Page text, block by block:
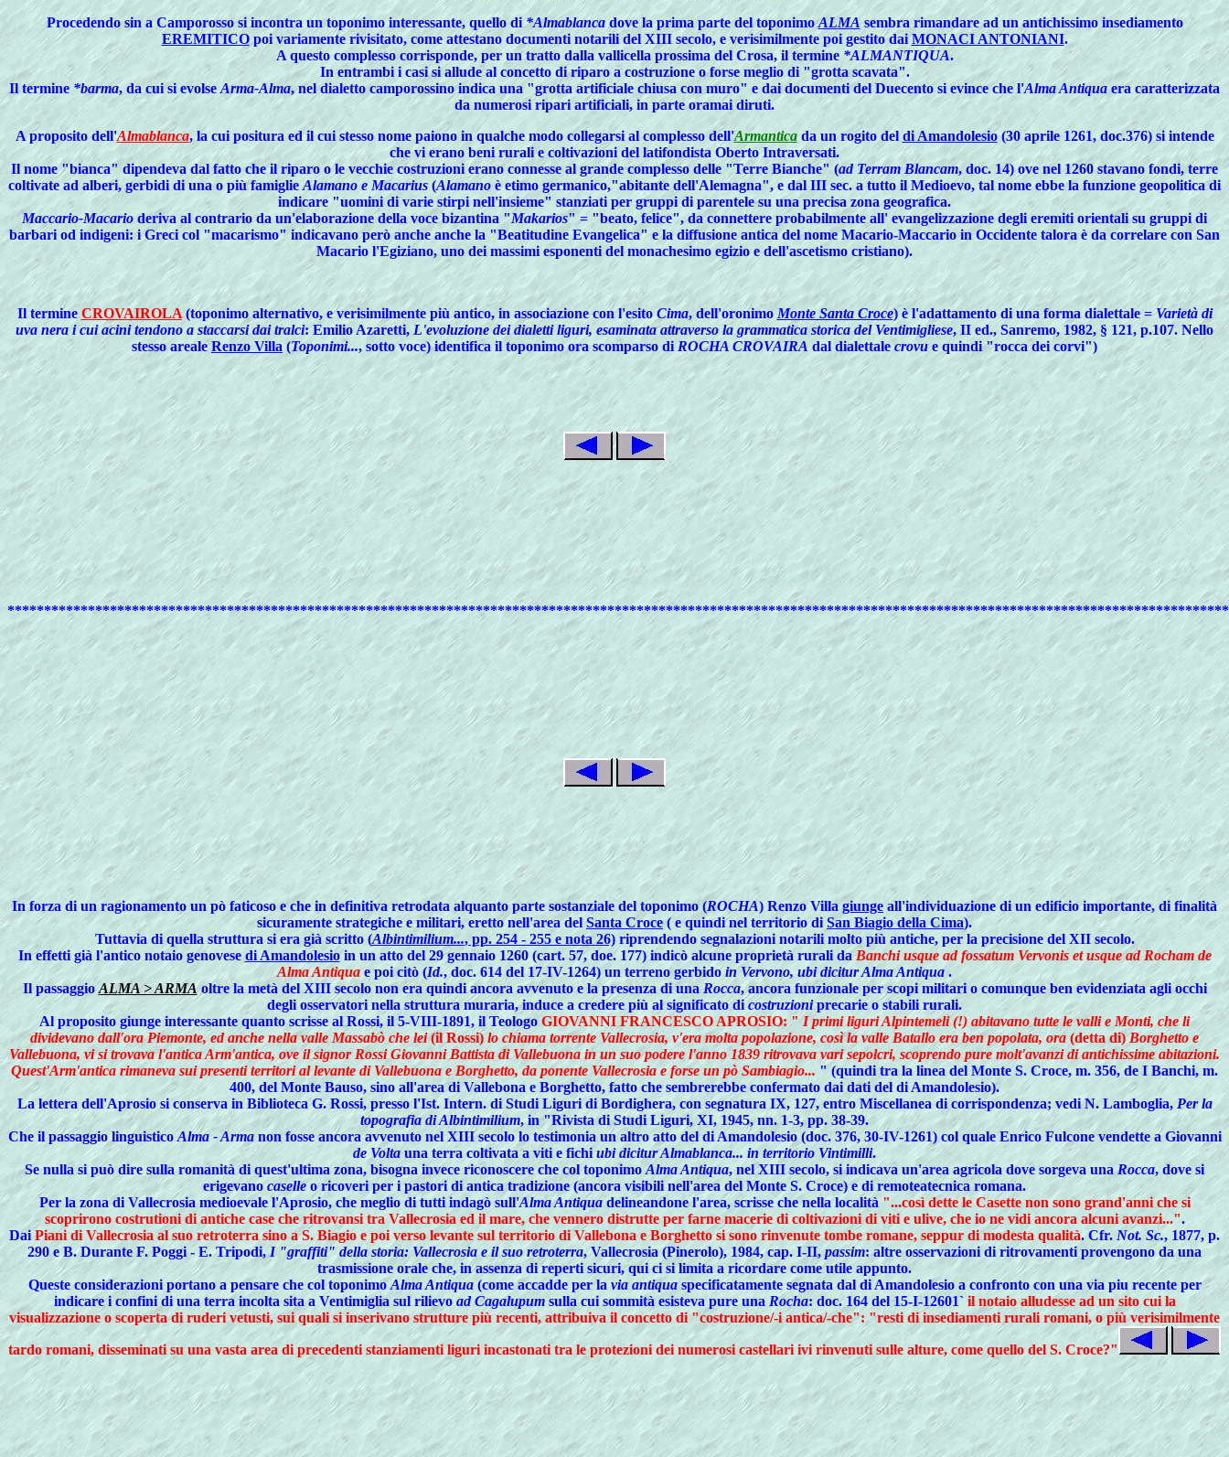
Procedendosin a Camporosso si incontra un toponimo interessante, quello di*Almablancadove la prima parte del toponimoALMAsembra rimandare ad un antichissimo insediamento
EREMITICOpoi variamente rivisitato, come attestano documenti notarili del XIII secolo, e verisimilmente poi gestito daiMONACI ANTONIANI.
A questo complesso corrisponde, per un tratto dalla vallicella prossima del Crosa, il termine*ALMANTIQUA.
In entrambi i casi si allude al concetto di riparo a costruzione o forse meglio di "grotta scavata".
Il termine *barma, da cui si evolse Arma-Alma, nel dialetto camporossino indica una "grotta artificiale chiusa con muro" e dai documenti del Duecento si evince che l'Alma Antiquaera caratterizzata
da numerosi ripari artificiali, in parte oramai diruti.
Aproposito dell'Almablanca, la cui positura ed il cui stesso nome paiono in qualche modo collegarsi al complesso dell'Armanticada un rogito deldi Amandolesio(30 aprile 1261, doc.376) si intende
che vi erano beni rurali e coltivazioni del latifondista Oberto Intraversati.
Il nome "bianca" dipendeva dal fatto che il riparo o le vecchie costruzioni erano connesse al grande complesso delle "Terre Bianche" (ad Terram Blancam, doc. 14) ove nel 1260 stavano fondi, terre
coltivate ad alberi, gerbidi di una o più famiglie Alamano e Macarius (Alamano è etimo germanico,"abitante dell'Alemagna", e dal III sec. a tutto il Medioevo, tal nome ebbe la funzione geopolitica di
indicare "uomini di varie stirpi nell'insieme" stanziati per gruppi di parentele su una precisa zona geografica.
Maccario-Macarioderiva al contrario da un'elaborazione della voce bizantina "Makarios" = "beato, felice", da connettere probabilmente all' evangelizzazione degli eremiti orientali su gruppi di
barbari od indigeni: i Greci col "macarismo" indicavano però anche anche la "Beatitudine Evangelica" e la diffusione antica del nome Macario-Maccario in Occidente talora è da correlare con San
Macario l'Egiziano, uno dei massimi esponenti del monachesimo egizio e dell'ascetismo cristiano).
Iltermine CROVAIROLA(toponimo alternativo, e verisimilmente più antico, in associazione con l'esitoCima, dell'oronimoMonte Santa Croce) è l'adattamento di una forma dialettale =Varietà di
uva nera i cui acini tendono a staccarsi dai tralci: Emilio Azaretti,L'evoluzione dei dialetti liguri, esaminata attraverso la grammatica storica del Ventimigliese, II ed., Sanremo, 1982, § 121, p.107.Nello
stesso arealeRenzo Villa (Toponimi..., sotto voce) identifica il toponimo ora scomparso diROCHA CROVAIRAdal dialettalecrovue quindi "rocca dei corvi")
Inforza di un ragionamento un pò faticoso e che in definitiva retrodata alquanto parte sostanziale del toponimo (ROCHA) Renzo Villagiungeall'individuazione di un edificio importante, di finalità
sicuramente strategiche e militari, eretto nell'area delSanta Croce( e quindi nel territorio diSan Biagio della Cima).
Tuttavia di quella struttura si era già scritto (Albintimilium..., pp. 254 - 255 e nota 26)riprendendo segnalazioni notarili molto più antiche, per la precisione del XII secolo.
In effetti già l'antico notaio genovesedi Amandolesioin un atto del 29 gennaio 1260 (cart. 57, doe. 177) indicò alcune proprietà rurali daBanchi usque ad fossatum Vervonis et usque ad Rocham de
Alma Antiqua e poi citò (Id., doc. 614 del 17-IV-1264) un terreno gerbidoin Vervono, ubi dicitur Alma Antiqua .
Il passaggioALMA > ARMAoltre la metà del XIII secolo non era quindi ancora avvenuto e la presenza di unaRocca, ancora funzionale per scopi militari o comunque ben evidenziata agli occhi
degli osservatori nella struttura muraria, induce a credere più al significato dicostruzioniprecarie o stabili rurali.
Al proposito giunge interessante quanto scrisse al Rossi, il 5-VIII-1891, il TeologoGIOVANNI FRANCESCO APROSIO: "I primi liguri Alpintemeli (!) abitavano tutte le valli e Monti, che li
dividevano dall'ora Piemonte, ed anche nella valle Massabò che lei(il Rossi)lo chiama torrente Vallecrosia, v'era molta popolazione, così la valle Batallo era ben popolata, ora(detta di)Borghetto e
Vallebuona, vi si trovava l'antica Arm'antica, ove il signor Rossi Giovanni Battista di Vallebuona in un suo podere l'anno 1839 ritrovava vari sepolcri, scoprendo pure molt'avanzi di antichissime abitazioni.
Quest'Arm'antica rimaneva sui presenti territori al levante di Vallebuona e Borghetto, da ponente Vallecrosia e forse un pò Sambiagio... " (quindi tra la linea del Monte S. Croce, m. 356, de I Banchi, m.
400, del Monte Bauso, sino all'area di Vallebona e Borghetto, fatto che sembrerebbe confermato dai dati del di Amandolesio).
La lettera dell'Aprosio si conserva in Biblioteca G. Rossi, presso l'Ist. Intern. di Studi Liguri di Bordighera, con segnatura IX, 127, entro Miscellanea di corrispondenza; vedi N. Lamboglia,Per la
topografia di Albintimilium, in "Rivista di Studi Liguri, XI, 1945, nn. 1-3, pp. 38-39.
Che il passaggio linguisticoAlma - Armanon fosse ancora avvenuto nel XIII secolo lo testimonia un altro atto del di Amandolesio (doc. 376, 30-IV-1261) col quale Enrico Fulcone vendette a Giovanni
de Voltauna terra coltivata a viti e fichiubi dicitur Almablanca... in territorio Vintimilli.
Se nulla si può dire sulla romanità di quest'ultima zona, bisogna invece riconoscere che col toponimoAlma Antiqua, nel XIII secolo, si indicava un'area agricola dove sorgeva unaRocca, dove si
erigevanocaselleo ricoveri per i pastori di antica tradizione (ancora visibili nell'area del Monte S. Croce) e di remoteatecnica romana.
Per la zona di Vallecrosia medioevale l'Aprosio, che meglio di tutti indagò sull'Alma Antiquadelineandone l'area, scrisse che nella località"...così dette le Casette non sono grand'anni che si
scoprirono costrutioni di antiche case che ritrovansi tra Vallecrosia ed il mare, che vennero distrutte per farne macerie di coltivazioni di viti e ulive, che io ne vidi ancora alcuni avanzi...".
DaiPiani di Vallecrosia al suo retroterra sino a S. Biagio e poi verso levante sul territorio di Vallebona e Borghetto si sono rinvenute tombe romane, seppur di modesta qualità. Cfr. Not. Sc., 1877, p.
290 e B. Durante F. Poggi - E. Tripodi,I "graffiti" della storia: Vallecrosia e il suo retroterra, Vallecrosia (Pinerolo), 1984, cap. I-II,passim: altre osservazioni di ritrovamenti provengono da una
trasmissione orale che, in assenza di reperti sicuri, qui ci si limita a ricordare come utile appunto.
Queste considerazioni portano a pensare che col toponimoAlma Antiqua(come accadde per la via antiquaspecificatamente segnata dal di Amandolesio a confronto con una via piu recente per
indicare i confini di una terra incolta sita a Ventimiglia sul rilievo ad Cagalupumsulla cui sommità esisteva pure una Rocha: doc. 164 del 15-I-12601`il notaio alludesse ad un sito cui la
visualizzazione o scoperta di ruderi vetusti, sui quali si inserivano strutture più recenti, attribuiva il concetto di "costruzione/-i antica/-che": "resti di insediamenti rurali romani, o più verisimilmente
tardo romani, disseminati su una vasta area di precedenti stanziamenti liguri incastonati tra le protezioni dei numerosi castellari ivi rinvenuti sulle alture, come quello del S. Croce?"